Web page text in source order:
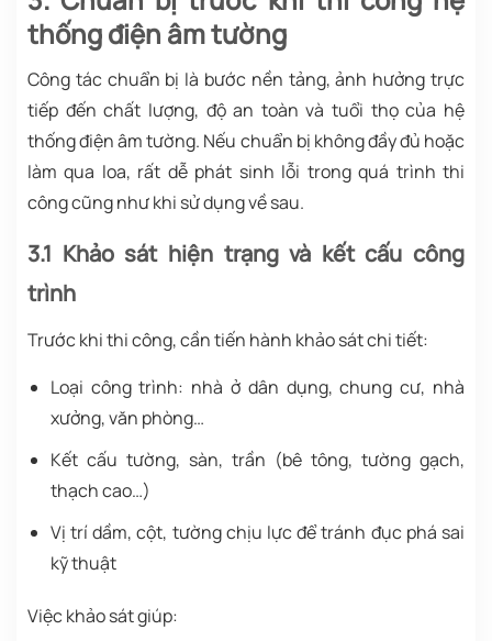
thống điện âm tường
Công tác chuẩn bị là bước nền tảng, ảnh hưởng trực
tiếp đến chất lượng, độ an toàn và tuổi thọ của hệ
thống điện âm tường. Nếu chuẩn bị không đầy đủ hoặc
làm qua loa, rất dễ phát sinh lỗi trong quá trình thi
công cũng như khi sử dụng về sau.
3.1 Khảo sát hiện trạng và kết cấu công
trình
Trước khi thi công, cần tiến hành khảo sát chi tiết:
Loại công trình: nhà ở dân dụng, chung cư, nhà
xưởng, văn phòng…
Kết cấu tường, sàn, trần (bê tông, tường gạch,
thạch cao…)
Vị trí dầm, cột, tường chịu lực để tránh đục phá sai
kỹ thuật
Việc khảo sát giúp: